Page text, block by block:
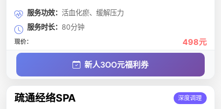
服务功效： 活血化瘀、缓解压力
服务时长： 80分钟
现价： 498元
新人3OO元福利券
疏通经络SPA 深度调理